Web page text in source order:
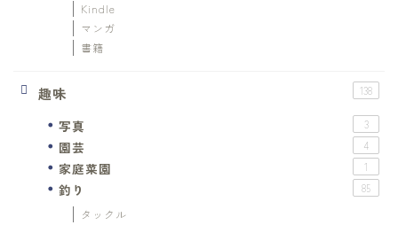
Kindle
マンガ
書籍
趣味 138
写真 3
園芸 4
家庭菜園 1
釣り 85
タックル